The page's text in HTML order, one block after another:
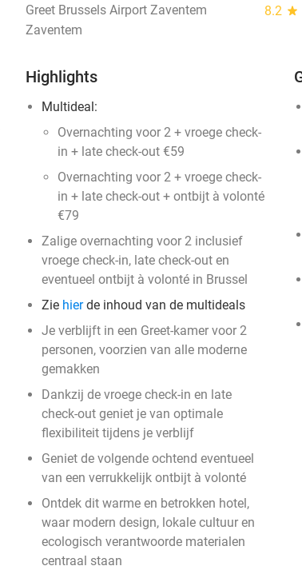
Greet Brussels Airport Zaventem 8.2 star
Zaventem
Highlights
Multideal:
Overnachting voor 2 + vroege check-
in + late check-out €59
Overnachting voor 2 + vroege check-
in + late check-out + ontbijt à volonté
€79
Zalige overnachting voor 2 inclusief
vroege check-in, late check-out en
eventueel ontbijt à volonté in Brussel
Zie hierde inhoud van de multideals
Je verblijft in een Greet-kamer voor 2
personen, voorzien van alle moderne
gemakken
Dankzij de vroege check-in en late
check-out geniet je van optimale
flexibiliteit tijdens je verblijf
Geniet de volgende ochtend eventueel
van een verrukkelijk ontbijt à volonté
Ontdek dit warme en betrokken hotel,
waar modern design, lokale cultuur en
ecologisch verantwoorde materialen
centraal staan